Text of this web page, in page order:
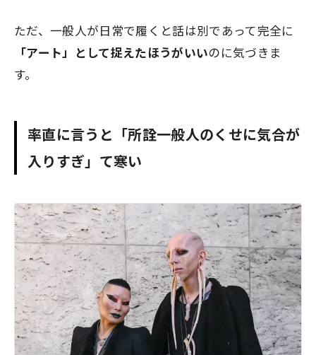
ただ、一般人が日常で履くと話は別であって完全に
「アート」として捉えたほうがいいのに気づきま
す。
率直に言うと「所詮一般人のくせに気合が
入りすぎ」て寒い